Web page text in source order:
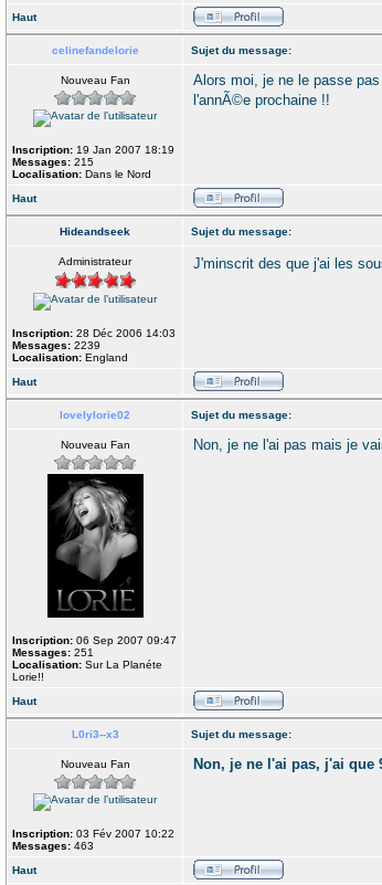
Haut
celinefandelorie Sujet du message:
Nouveau Fan
Inscription: 19 Jan 2007 18:19
Messages: 215
Localisation: Dans le Nord
Alors moi, je ne le passe
l'annÃ©e prochaine !!
Haut
Hideandseek Sujet du message:
Administrateur
Inscription: 28 Déc 2006 14:03
Messages: 2239
Localisation: England
J'minscrit des que j'ai les
Haut
lovelylorie02 Sujet du message:
Nouveau Fan
Inscription: 06 Sep 2007 09:47
Messages: 251
Localisation: Sur La Planéte
Lorie!!
Non, je ne l'ai pas mais je
Haut
L0ri3--x3 Sujet du message:
Nouveau Fan
Inscription: 03 Fév 2007 10:22
Messages: 463
Non, je ne l'ai pas, j'ai que
Haut